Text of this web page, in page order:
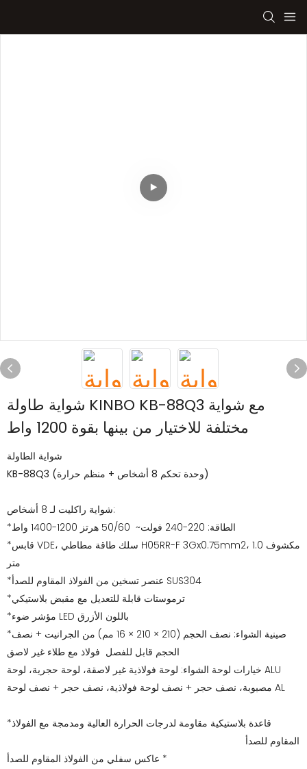
شواية طاولة KINBO KB-88Q3 مع شواية
مختلفة للاختيار من بينها بقوة 1200 واط
شواية الطاولة
KB-88Q3 (وحدة تحكم 8 أشخاص + منظم حرارة)
شواية راكليت لـ 8 أشخاص:
*الطاقة: 220-240 فولت~ 50/60 هرتز 1200-1400 واط
*قابس VDE، سلك طاقة مطاطي H05RR-F 3Gx0.75mm2، مكشوف 1.0
*عنصر تسخين من الفولاذ المقاوم للصدأ SUS304
*مؤشر ضوء LED باللون الأزرق
*صينية الشواء: نصف الحجم (210 × 210 × 16 مم) من الجرانيت + نصف
خيارات لوحة الشواء: لوحة فولاذية غير لاصقة، لوحة حجرية، لوحة ALU
مصبوبة، نصف حجر + نصف لوحة فولاذية، نصف حجر + نصف لوحة AL
*قاعدة بلاستيكية مقاومة لدرجات الحرارة العالية ومدمجة مع الفولاذ
المقاوم للصدأ
* عاكس سفلي من الفولاذ المقاوم للصدأ